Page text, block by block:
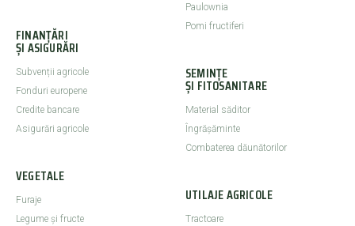
FINANȚĂRI
ȘI ASIGURĂRI
Subvenții agricole
Fonduri europene
Credite bancare
Asigurări agricole
VEGETALE
Furaje
Legume şi fructe
Paulownia
Pomi fructiferi
SEMINȚE
ȘI FITOSANITARE
Material săditor
Îngrășăminte
Combaterea dăunătorilor
UTILAJE AGRICOLE
Tractoare